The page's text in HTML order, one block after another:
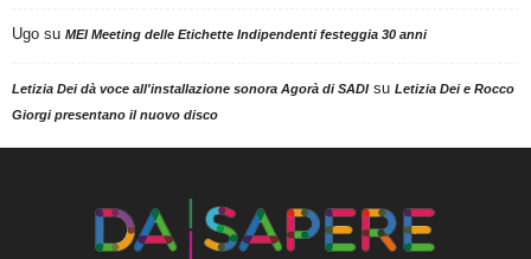
Ugo su MEI Meeting delle Etichette Indipendenti festeggia 30 anni
Letizia Dei dà voce all'installazione sonora Agorà di SADIsu Letizia Dei e Rocco
Giorgi presentano il nuovo disco